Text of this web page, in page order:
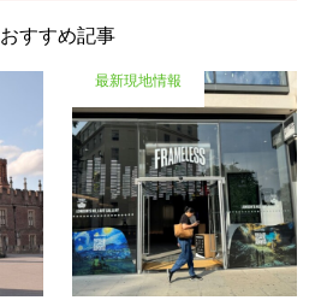
おすすめ記事
最新現地情報